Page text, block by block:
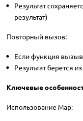
Результат
результат)
Повторный вызов:
Если функция
Результат берется
Ключевые
Использование Map: